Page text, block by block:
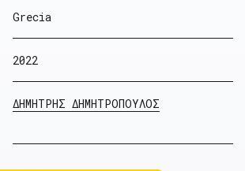
Grecia
2022
ΔΗΜΗΤΡΗΣ ΔΗΜΗΤΡΟΠΟΥΛΟΣ